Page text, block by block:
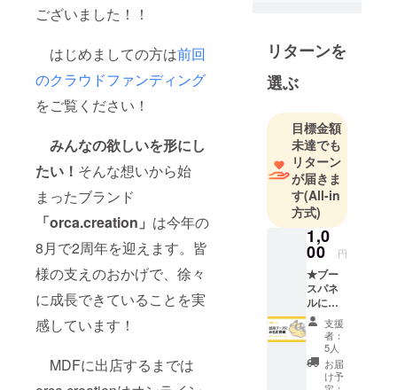
ございました！！
はじめましての方は前回
のクラウドファンディング
をご覧ください！
みんなの欲しいを形にし
たい！ そんな想いから始
まったブランド
「orca.creation」 は今年の
8月で2周年を迎えます。皆
様の支えのおかげで、徐々
に成長できていることを実
感しています！
MDFに出店するまでは
が好きな
方々の「欲
しい」を叶
2022年8月に
このブラン
ドを立ち上
げました！
中でも海の
宝石と呼ば
れるウミウ
シを得意と
しますが、
サメ、海
獣、魚類、
甲殻類など
のグッズも
多く製作販
リターンを
選ぶ
目標金額
未達でも
リターン
が届きま
す(All-in
方式)
1,0
00 円
★ブー
スパネ
ルにお
名前を
掲載し
ます！
とに
かく応
支援
者：
5人
お届
け予